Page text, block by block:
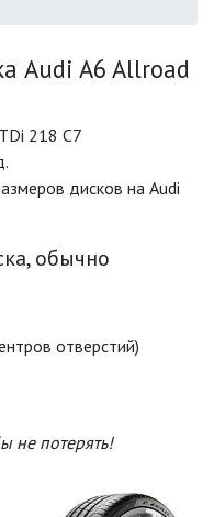
Audi A6 Allroad
218 C7
дисков на Audi
обычно
отверстий)
не потерять!